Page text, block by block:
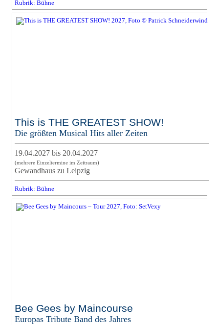
Rubrik: Bühne
This is THE GREATEST SHOW!
Die größten Musical Hits aller Zeiten
19.04.2027 bis 20.04.2027
(mehrere Einzeltermine im Zeitraum)
Gewandhaus zu Leipzig
Rubrik: Bühne
Bee Gees by Maincourse
Europas Tribute Band des Jahres